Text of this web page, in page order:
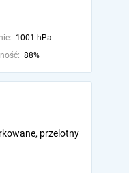
1001 hPa
88%
przelotny